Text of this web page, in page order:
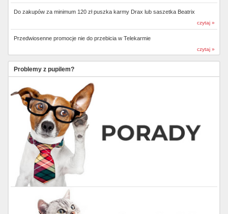
Do zakupów za minimum 120 zł puszka karmy Drax lub saszetka Beatrix
czytaj »
Przedwiosenne promocje nie do przebicia w Telekarmie
czytaj »
Problemy z pupilem?